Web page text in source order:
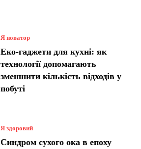
Я новатор
Еко-гаджети для кухні: як
технології допомагають
зменшити кількість відходів у
побуті
Я здоровий
Синдром сухого ока в епоху